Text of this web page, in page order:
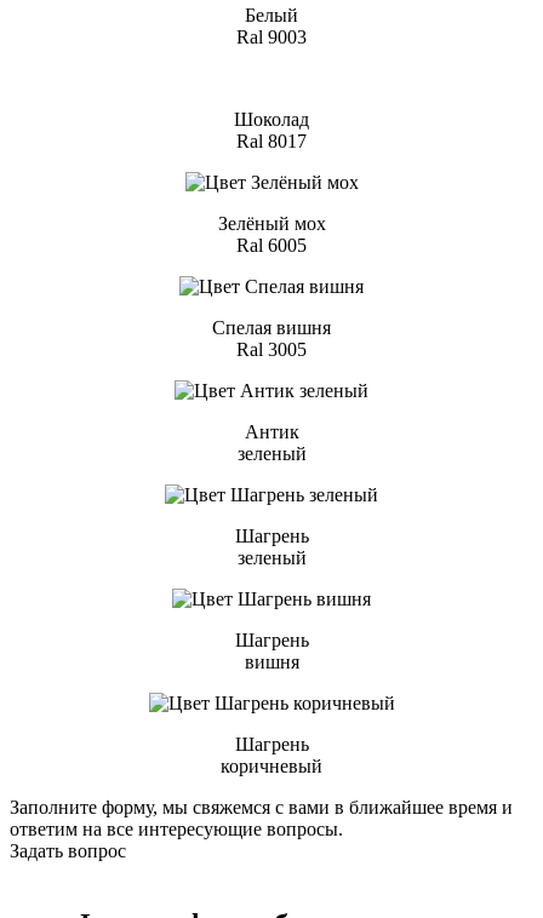
Белый
Ral 9003
Шоколад
Ral 8017
Зелёный мох
Ral 6005
Спелая вишня
Ral 3005
Антик
зеленый
Шагрень
зеленый
Шагрень
вишня
Шагрень
коричневый
Заполните форму, мы свяжемся с вами в ближайшее время и
ответим на все интересующие вопросы.
Задать вопрос